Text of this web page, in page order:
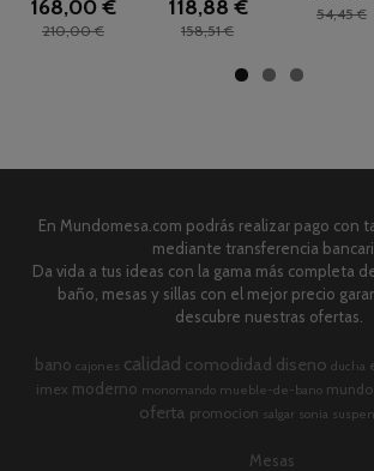
168,00 €
210,00 €
118,88 €
158,51 €
54,45 €
En Mundomesa.com podrás realizar pago con
mediante transferencia
Da vida a tus ideas con la gama más completa
baño, mesas y sillas con el mejor precio
descubre nuestras ofertas.
bano cajones calidad comodidad diseno ducha
imex moderno monomando mueble-de-bano
oferta promocion salgar sonia
Mesas